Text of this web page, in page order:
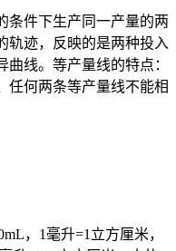
件下生产同一产量的两
轨迹，反映的是两种投入
线。等产量线的特点：
任何两条等产量线不能相
，1毫升=1立方厘米，